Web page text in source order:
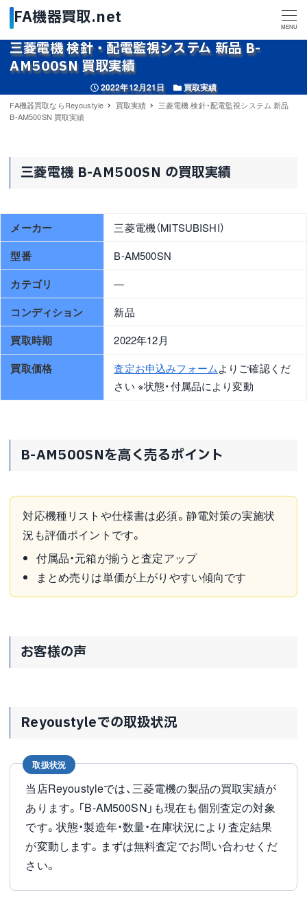
MENU
三菱電機 検針・配電監視システム 新品 B-
AM500SN 買取実績
投稿日
2022年12月21日 カテゴリー
買取実績
FA機器買取ならReyoustyle 買取実績
三菱電機 検針・配電監視システム 新品
B-AM500SN 買取実績
三菱電機 B-AM500SN の買取実績
メーカー 三菱電機（MITSUBISHI）
型番 B-AM500SN
カテゴリ —
コンディション 新品
買取時期 2022年12月
買取価格 査定お申込みフォームよりご確認くだ
さい ※状態・付属品により変動
B-AM500SNを高く売るポイント
対応機種リストや仕様書は必須。静電対策の実施状
況も評価ポイントです。
付属品・元箱が揃うと査定アップ
まとめ売りは単価が上がりやすい傾向です
お客様の声
Reyoustyleでの取扱状況
取扱状況
当店Reyoustyleでは、三菱電機の製品の買取実績が
あります。「B-AM500SN」も現在も個別査定の対象
です。状態・製造年・数量・在庫状況により査定結果
が変動します。まずは無料査定でお問い合わせくだ
さい。